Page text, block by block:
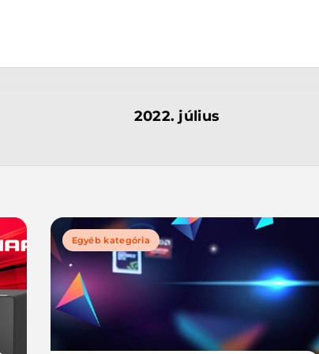
2022. július
Egyéb kategória